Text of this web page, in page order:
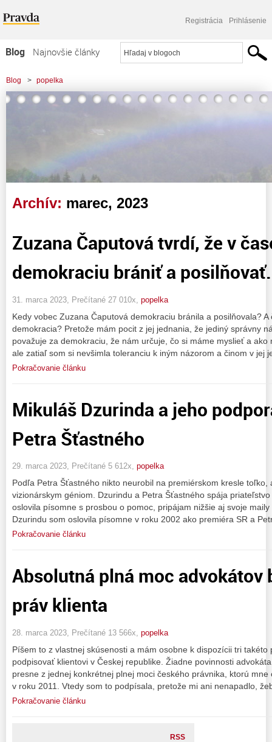
Registrácia Prihlásenie
Blog
Najnovšie články
Najčítanejšie články
Najkomentovanejšie články
Blog > popelka
Archív: marec, 2023
Zuzana Čaputová tvrdí, že v
demokraciu brániť a
31. marca 2023, Prečítané 27 010x, popelka
Kedy vobec Zuzana Čaputová demokraciu bránila a posilňovala?
demokracia? Pretože mám pocit z jej jednania, že jediný správny
považuje za demokraciu, že nám určuje, čo si máme myslieť a
ale zatiaľ som si nevšimla toleranciu k iným názorom a činom v
Pokračovanie článku
Mikuláš Dzurinda a jeho
Petra Šťastného
29. marca 2023, Prečítané 5 612x, popelka
Podľa Petra Šťastného nikto neurobil na premiérskom kresle
vizionárskym géniom. Dzurindu a Petra Šťastného spája
oslovila písomne s prosbou o pomoc, pripájam nižšie aj svoje
Dzurindu som oslovila písomne v roku 2002 ako premiéra SR a
Pokračovanie článku
Absolutná plná moc advokátov
práv klienta
28. marca 2023, Prečítané 13 566x, popelka
Píšem to z vlastnej skúsenosti a mám osobne k dispozícii tri
podpisovať klientovi v Českej republike. Žiadne povinnosti
presne z jednej konkrétnej plnej moci českého právnika, ktorú
v roku 2011. Vtedy som to podpísala, pretože mi ani nenapadlo,
Pokračovanie článku
RSS